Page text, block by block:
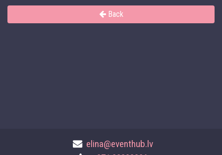
Back
elina@eventhub.lv